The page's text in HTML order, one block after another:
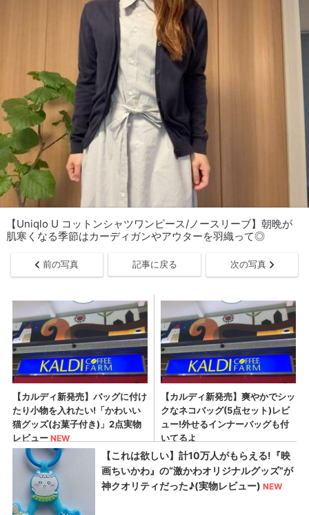
【Uniqlo U コットンシャツワンピース/ノースリーブ】朝晩が
肌寒くなる季節はカーディガンやアウターを羽織って◎
前の写真 記事に戻る 次の写真